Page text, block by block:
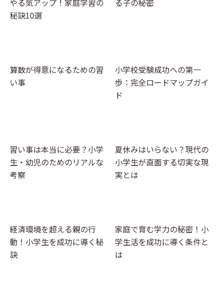
やる気アップ！家庭学習の
秘訣10選
る子の秘密
算数が得意になるための習
い事
小学校受験成功への第一
歩：完全ロードマップガイ
ド
習い事は本当に必要？小学
生・幼児のためのリアルな
考察
夏休みはいらない？現代の
小学生が直面する切実な現
実とは
経済環境を超える親の行
動！小学生を成功に導く秘
訣
家庭で育む学力の秘密！小
学生活を成功に導く条件と
は